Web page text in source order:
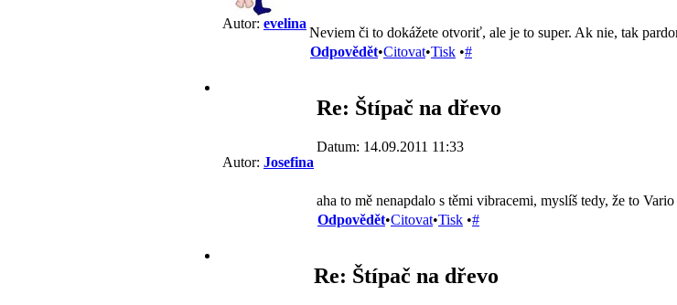
Autor: evelina
Neviem či to dokážete otvoriť, ale je to super. Ak nie, tak
Odpovědět•Citovat•Tisk •#
Autor: Josefina
Re: Štípač na dřevo
Datum: 14.09.2011 11:33
aha to mě nenapdalo s těmi vibracemi, myslíš tedy, že to
Odpovědět•Citovat•Tisk •#
Re: Štípač na dřevo